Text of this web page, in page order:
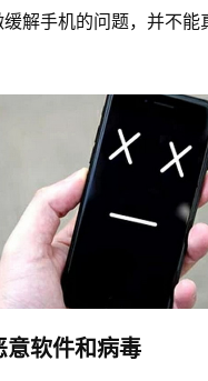
缓解手机的问题，并不能
意软件和病毒